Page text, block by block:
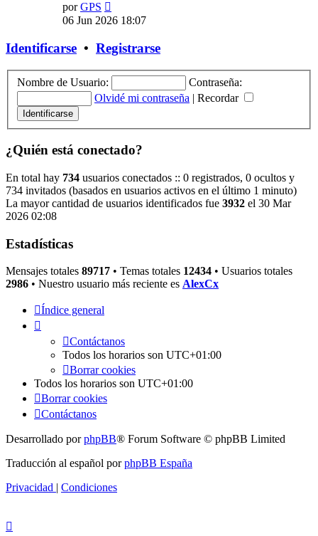
porGPS
último
06 Jun 2026 18:07
Identificarse • Registrarse
Nombre de Usuario:
Contraseña:
Olvidé mi contraseña | Recordar
¿Quién está conectado?
En total hay 734 usuarios conectados :: 0 registrados, 0 ocultos y
734 invitados (basados en usuarios activos en el último 1 minuto)
La mayor cantidad de usuarios identificados fue 3932 el 30 Mar
2026 02:08
Estadísticas
Mensajes totales 89717 • Temas totales 12434 • Usuarios totales
2986 • Nuestro usuario más reciente es AlexCx
Índice general
Contáctanos
Todos los horarios son UTC+01:00
Borrar cookies
Todos los horarios son UTC+01:00
Borrar cookies
Contáctanos
Desarrollado porphpBB® Forum Software © phpBB Limited
Traducción al español porphpBB España
Privacidad | Condiciones